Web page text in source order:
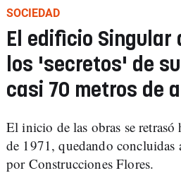
SOCIEDAD
El edificio Singular
los 'secretos' de
casi 70 metros de
El inicio de las obras se retrasó
de 1971, quedando concluidas
por Construcciones Flores.